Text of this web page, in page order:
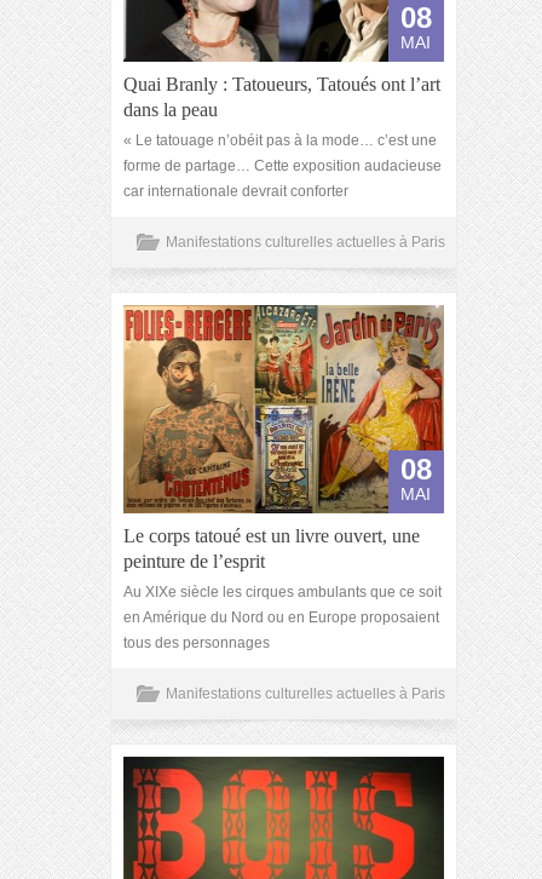
08
MAI
Quai Branly : Tatoueurs, Tatoués ont l’art
dans la peau
« Le tatouage n’obéit pas à la mode… c’est une
forme de partage… Cette exposition audacieuse
car internationale devrait conforter
Manifestations culturelles actuelles à Paris
08
MAI
Le corps tatoué est un livre ouvert, une
peinture de l’esprit
Au XIXe siècle les cirques ambulants que ce soit
en Amérique du Nord ou en Europe proposaient
tous des personnages
Manifestations culturelles actuelles à Paris